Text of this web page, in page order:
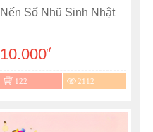
Nến Số Nhũ Sinh Nhật
10.000đ
122 2112